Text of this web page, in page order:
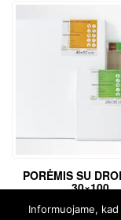
PORĖMIS SU
30×100
€22,83
Informuojame,